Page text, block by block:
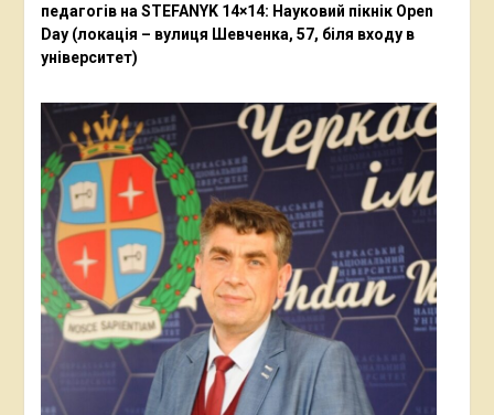
педагогів на STEFANYK 14×14: Науковий пікнік Open
Day (локація – вулиця Шевченка, 57, біля входу в
університет)